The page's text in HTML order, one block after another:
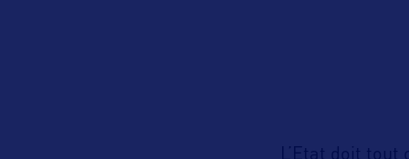
L’Etat doit